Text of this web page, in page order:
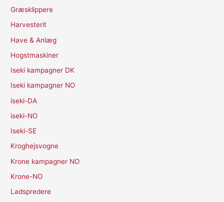
Græsklippere
Harvesterit
Have & Anlæg
Hogstmaskiner
Iseki kampagner DK
Iseki kampagner NO
iseki-DA
iseki-NO
Iseki-SE
Kroghejsvogne
Krone kampagner NO
Krone-NO
Ladspredere